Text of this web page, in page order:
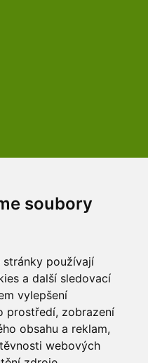
soubory
používají
a další sledovací
vylepšení
prostředí, zobrazení
obsahu a reklam,
webových
Youtube kanál arboreta